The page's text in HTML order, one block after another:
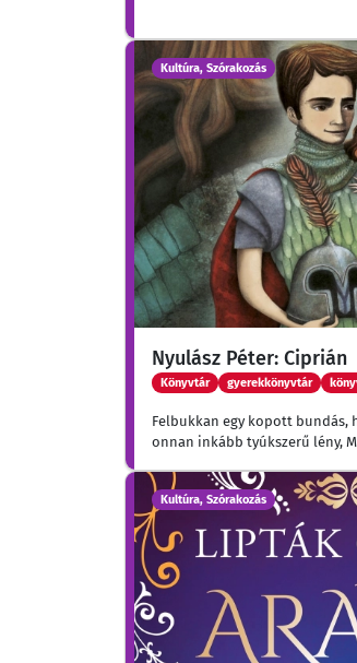
Kultúra, Szórakozás
Nyulász Péter: Ciprián
Könyvtár gyerekkönyvtár
Felbukkan egy kopott bundás,
onnan inkább tyúkszerű lény,
Kultúra, Szórakozás